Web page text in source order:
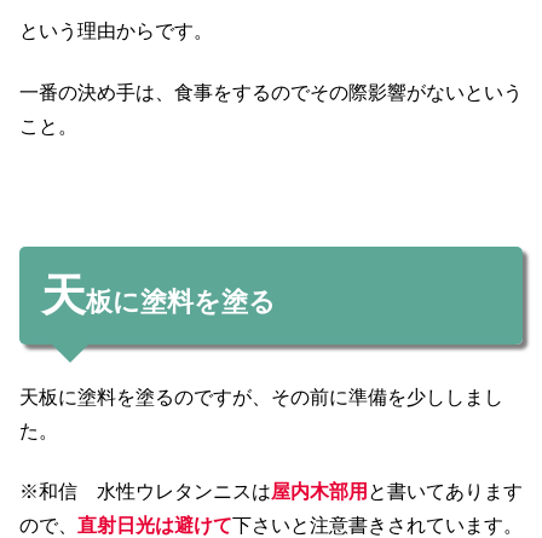
という理由からです。
一番の決め手は、食事をするのでその際影響がないという
こと。
天板に塗料を塗る
天板に塗料を塗るのですが、その前に準備を少ししまし
た。
※和信 水性ウレタンニスは屋内木部用 と書いてあります
ので、 直射日光は避けて下さいと注意書きされています。